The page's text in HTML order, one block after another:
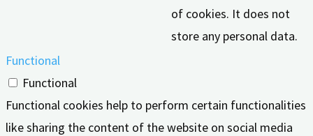
of cookies. It does not
store any personal data.
Functional
Functional
Functional cookies help to perform certain functionalities
like sharing the content of the website on social media